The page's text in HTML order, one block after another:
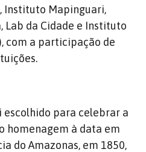
Instituto Mapinguari,
Lab da Cidade e Instituto
com a participação de
escolhido para celebrar a
homenagem à data em
do Amazonas, em 1850,